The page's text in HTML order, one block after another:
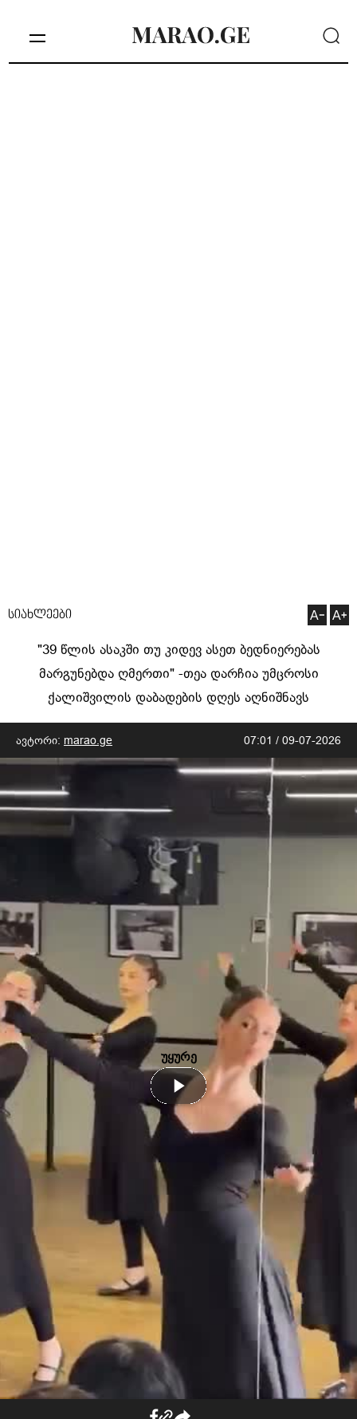
სიახლეები
"39 წლის ასაკში თუ კიდევ ასეთ ბედნიერებას
მარგუნებდა ღმერთი" -თეა დარჩია უმცროსი
ქალიშვილის დაბადების დღეს აღნიშნავს
ავტორი: marao.ge 07:01 / 09-07-2026
უყურე